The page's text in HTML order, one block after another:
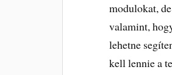
modulokat,
valamint,
lehetne
kell lennie a